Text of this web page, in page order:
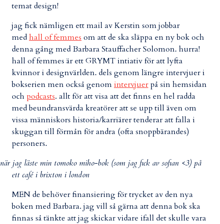
temat design!
jag fick nämligen ett mail av Kerstin som jobbar
medhall of femmes om att de ska släppa en ny bok och
denna gång med Barbara Stauffacher Solomon. hurra!
hall of femmes är ett GRYMT intiativ för att lyfta
kvinnor i designvärlden. dels genom längre intervjuer i
bokserien men också genomintervjuerpå sin hemsidan
och podcasts. allt för att visa att det finns en hel radda
med beundransvärda kreatörer att se upp till även om
vissa människors historia/karriärer tenderar att falla i
skuggan till förmån för andra (ofta snoppbärandes)
personers.
när jag läste min tomoko miho-bok (som jag fick av sofian <3) på
ett café i brixton i london
MEN de behöver finansiering för trycket av den nya
boken med Barbara. jag vill så gärna att denna bok ska
finnas så tänkte att jag skickar vidare ifall det skulle vara